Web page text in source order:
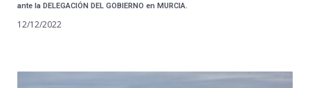
ante la DELEGACIÓN DEL GOBIERNO en MURCIA.
12/12/2022